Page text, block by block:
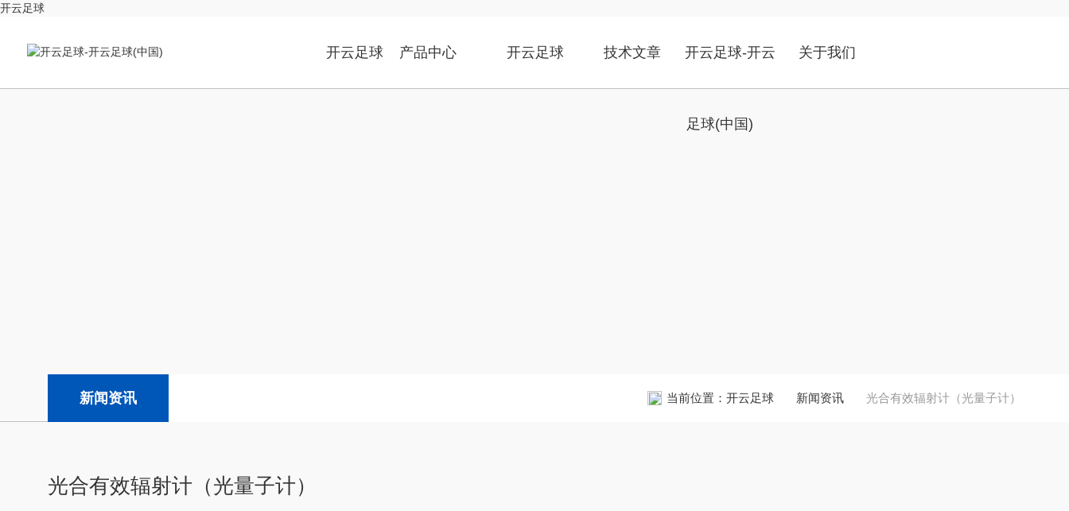
开云足球
开云足球 产品中心 开云足球 技术文章 开云足球-开云
足球(中国)
关于我们
新闻资讯 当前位置： 开云足球 新闻资讯 光合有效辐射计（光量子计）
光合有效辐射计（光量子计）